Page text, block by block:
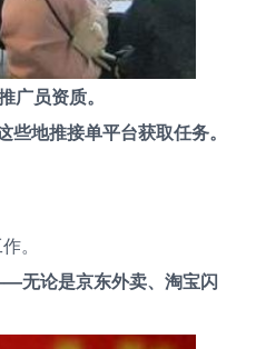
员资质。
地推接单平台获取任务。
。
无论是京东外卖、淘宝闪